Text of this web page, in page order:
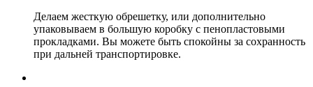
Делаем жесткую обрешетку, или дополнительно
упаковываем в большую коробку с пенопластовыми
прокладками. Вы можете быть спокойны за сохранность
при дальней транспортировке.